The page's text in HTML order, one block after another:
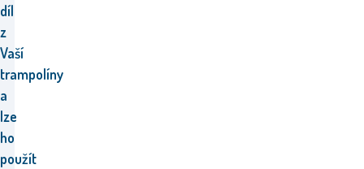
díl
z
Vaší
trampolíny
a
lze
ho
použít